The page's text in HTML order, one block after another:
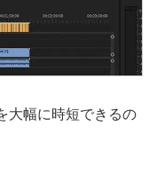
大幅に時短できるの